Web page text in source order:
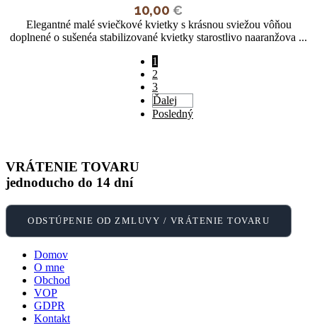
10,00 €
Elegantné malé sviečkové kvietky s krásnou sviežou vôňou
doplnené o sušenéa stabilizované kvietky starostlivo naaranžova ...
1
2
3
Ďalej
Posledný
VRÁTENIE TOVARU
jednoducho do 14 dní
ODSTÚPENIE OD ZMLUVY / VRÁTENIE TOVARU
Domov
O mne
Obchod
VOP
GDPR
Kontakt